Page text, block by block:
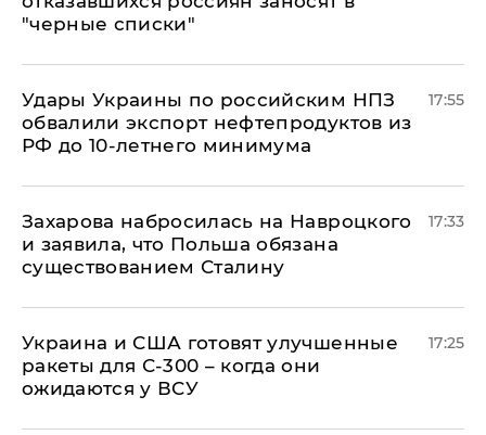
"черные списки"
Удары Украины по российским НПЗ
обвалили экспорт нефтепродуктов из
РФ до 10-летнего минимума
17:55
​Захарова набросилась на Навроцкого
и заявила, что Польша обязана
существованием Сталину
17:33
Украина и США готовят улучшенные
ракеты для С-300 – когда они
ожидаются у ВСУ
17:25